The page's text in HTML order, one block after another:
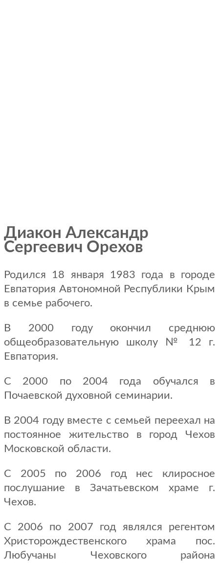
Диакон Александр
Сергеевич Орехов
Родился 18 января 1983 года в городе
Евпатория Автономной Республики Крым
в семье рабочего.
В 2000 году окончил среднюю
общеобразовательную школу № 12 г.
Евпатория.
С 2000 по 2004 года обучался в
Почаевской духовной семинарии.
В 2004 году вместе с семьей переехал на
постоянное жительство в город Чехов
Московской области.
С 2005 по 2006 год нес клиросное
послушание в Зачатьевском храме г.
Чехов.
С 2006 по 2007 год являлся регентом
Христорождественского храма пос.
Любучаны Чеховского района